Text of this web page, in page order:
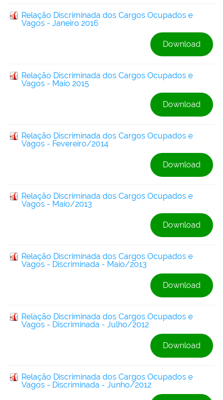
Relação Discriminada dos Cargos Ocupados e
Vagos - Janeiro 2016
Download
Relação Discriminada dos Cargos Ocupados e
Vagos - Maio 2015
Download
Relação Discriminada dos Cargos Ocupados e
Vagos - Fevereiro/2014
Download
Relação Discriminada dos Cargos Ocupados e
Vagos - Maio/2013
Download
Relação Discriminada dos Cargos Ocupados e
Vagos - Discriminada - Maio/2013
Download
Relação Discriminada dos Cargos Ocupados e
Vagos - Discriminada - Julho/2012
Download
Relação Discriminada dos Cargos Ocupados e
Vagos - Discriminada - Junho/2012